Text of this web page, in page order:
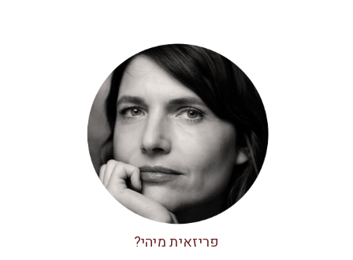
פריזאית מיהי?